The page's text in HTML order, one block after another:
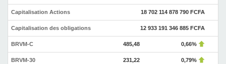
Capitalisation Actions 18 702 114 878 790 FCFA
Capitalisation des obligations 12 933 191 346 885 FCFA
BRVM-C 485,48 0,66%
BRVM-30 231,22 0,79%